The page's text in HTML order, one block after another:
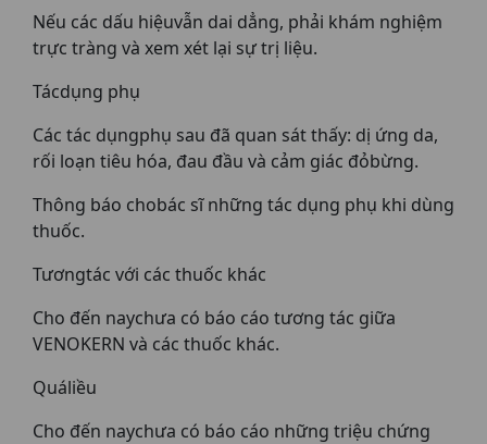
Nếu các dấu hiệuvẫn dai dẳng, phải khám nghiệm
trực tràng và xem xét lại sự trị liệu.
Tácdụng phụ
Các tác dụngphụ sau đã quan sát thấy: dị ứng da,
rối loạn tiêu hóa, đau đầu và cảm giác đỏbừng.
Thông báo chobác sĩ những tác dụng phụ khi dùng
thuốc.
Tươngtác với các thuốc khác
Cho đến naychưa có báo cáo tương tác giữa
VENOKERN và các thuốc khác.
Quáliều
Cho đến naychưa có báo cáo những triệu chứng